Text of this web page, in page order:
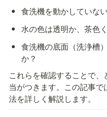
食洗機を動かしていな
水の色は透明か、茶色
食洗機の底面（洗浄槽
か？
これらを確認することで
当がつきます。この記事
法を詳しく解説します。